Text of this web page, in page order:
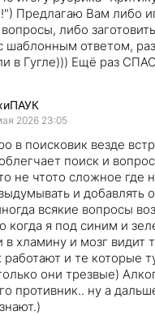
Предлагаю Вам либо
либо
шаблонным ответом,
в Гугле))) Ещё раз
2026 23:05
в поисковик везде
поиск и
не чтото сложное где
и добавлять
всякие вопросы
когда я под синим и
в хламину и мозг видит
и те которые
они трезвые)
противник.. ну а